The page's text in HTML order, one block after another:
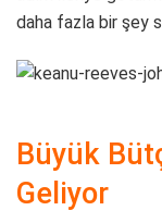
daha fazla bir şey
Büyük
Geliyor